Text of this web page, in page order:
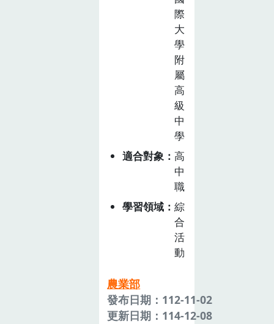
米，針對糧食危
機等相關議題發
展系列課程。課
程設計結合糧食
作物的相關知識
及烹調、品嚐等
實作體驗活動，
期望建立學生的
糧食選擇力。
臺灣咖啡農產品
的發展現況、行
銷與消費，探討
咖啡種植與環境
倫理、永續發展
的關連配合主題
一的課程內容，
進一步安排「校
訪」，讓學生瞭
解咖啡從種植、
採收處理，認識
並探究多樣的農
業相關職業生
涯。主題二「啡
常時尚」從咖啡
烘豆開始，介紹
咖啡萃取、品嘗
以及調製成咖啡
飲品的過程。
際
大
學
附
屬
高
級
中
學
適合對象
高
中
職
學習領域
綜
合
活
動
農業部
發布日期：112-11-02
更新日期：114-12-08